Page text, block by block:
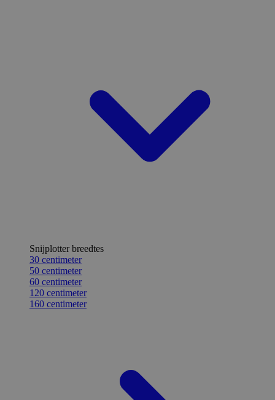
Snijplotter breedtes
30 centimeter
50 centimeter
60 centimeter
120 centimeter
160 centimeter